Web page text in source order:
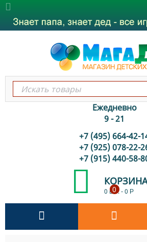
Ежедневно
9 - 21
+7 (495) 664-42-
+7 (925) 078-22-
+7 (915) 440-58-
0 шт.-0 Р
0